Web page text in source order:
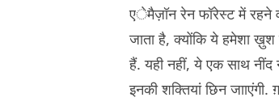
एेमैज़ॉन रेन फॉरेस्ट में रहने
जाता है, क्योंकि ये हमेशा
हैं. यही नहीं, ये एक साथ
इनकी शक्तियां छिन